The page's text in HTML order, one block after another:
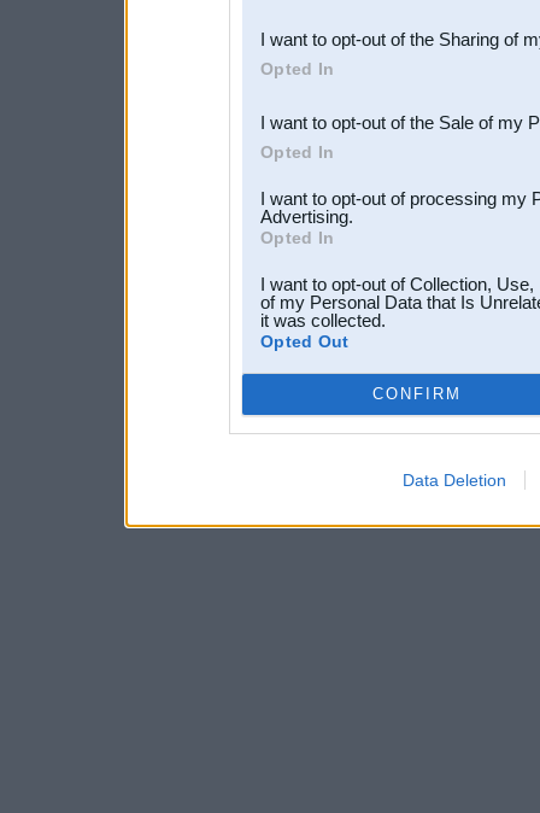
Downstream Participants
third parties.
I want to opt-out of the Sharing of
Opted In
I want to opt-out of the Sale of my
Opted In
I want to opt-out of processing my
Advertising.
Opted In
I want to opt-out of Collection,
of my Personal Data that Is
it was collected.
Opted Out
CONFIRM
Data Deletion